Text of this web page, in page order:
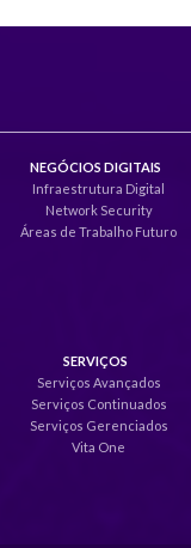
NEGÓCIOS DIGITAIS
Infraestrutura Digital
Network Security
Áreas de Trabalho Futuro
SERVIÇOS
Serviços Avançados
Serviços Continuados
Serviços Gerenciados
Vita One